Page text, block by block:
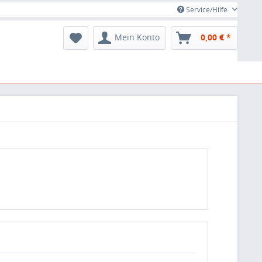
Service/Hilfe
Mein Konto 0,00 € *